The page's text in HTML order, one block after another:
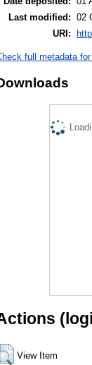
Last modified: 02
URI:
full metadata
View Item